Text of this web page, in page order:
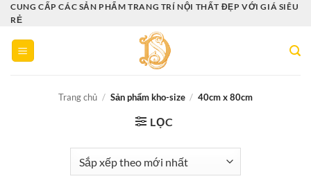
Bỏ
qua
nội
dung
CUNG CẤP CÁC SẢN PHẨM TRANG TRÍ NỘI THẤT ĐẸP VỚI GIÁ SIÊU
RẺ
Trang chủ / Sản phẩm kho-size / 40cm x 80cm
LỌC